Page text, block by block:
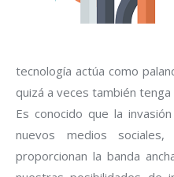
tecnología actúa como
quizá a veces también
Es conocido que la
nuevos medios
proporcionan la banda